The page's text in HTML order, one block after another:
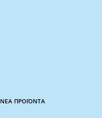
ΝΕΑ ΠΡΟΪΟΝΤΑ